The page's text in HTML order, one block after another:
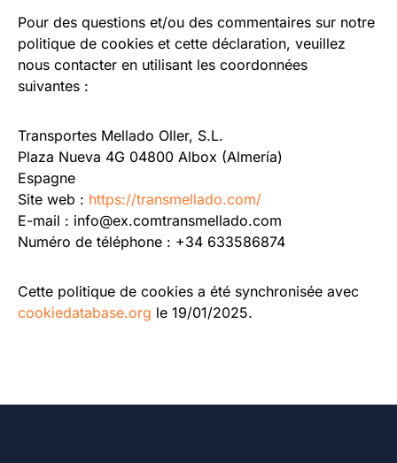
Pour des questions et/ou des commentaires sur notre
politique de cookies et cette déclaration, veuillez
nous contacter en utilisant les coordonnées
suivantes :
Transportes Mellado Oller, S.L.
Plaza Nueva 4G 04800 Albox (Almería)
Espagne
Site web : https://transmellado.com/
E-mail : info@ex.comtransmellado.com
Numéro de téléphone : +34 633586874
Cette politique de cookies a été synchronisée avec
cookiedatabase.org le 19/01/2025.